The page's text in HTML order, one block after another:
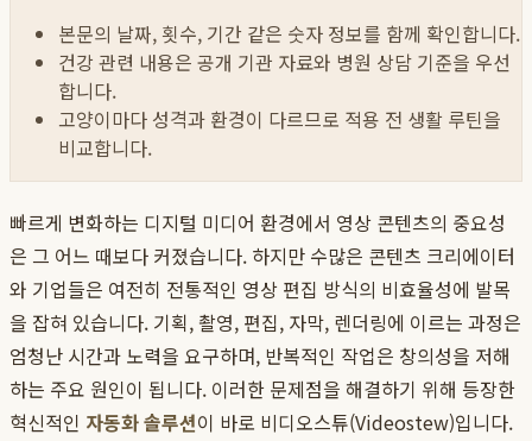
본문의 날짜, 횟수, 기간 같은 숫자 정보를 함께 확인합니다.
건강 관련 내용은 공개 기관 자료와 병원 상담 기준을 우선
합니다.
고양이마다 성격과 환경이 다르므로 적용 전 생활 루틴을
비교합니다.
빠르게 변화하는 디지털 미디어 환경에서 영상 콘텐츠의 중요성
은 그 어느 때보다 커졌습니다. 하지만 수많은 콘텐츠 크리에이터
와 기업들은 여전히 전통적인 영상 편집 방식의 비효율성에 발목
을 잡혀 있습니다. 기획, 촬영, 편집, 자막, 렌더링에 이르는 과정은
엄청난 시간과 노력을 요구하며, 반복적인 작업은 창의성을 저해
하는 주요 원인이 됩니다. 이러한 문제점을 해결하기 위해 등장한
혁신적인 자동화 솔루션이 바로 비디오스튜(Videostew)입니다.